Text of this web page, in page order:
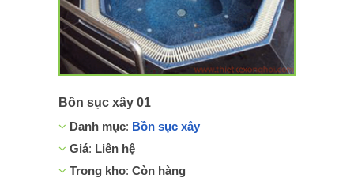
Bồn sục xây 01
Danh mục: Bồn sục xây
Giá: Liên hệ
Trong kho: Còn hàng